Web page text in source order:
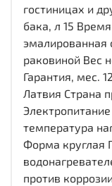
гостиницах и
бака, л 15
эмалированная
раковиной Вес
Гарантия, мес.
Латвия Страна
температура
Форма круглая
против